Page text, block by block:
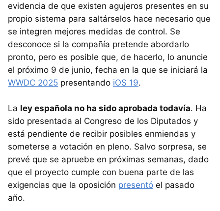
evidencia de que existen agujeros presentes en su
propio sistema para saltárselos hace necesario que
se integren mejores medidas de control. Se
desconoce si la compañía pretende abordarlo
pronto, pero es posible que, de hacerlo, lo anuncie
el próximo 9 de junio, fecha en la que se iniciará la
WWDC 2025 presentando iOS 19.
La ley española no ha sido aprobada todavía. Ha
sido presentada al Congreso de los Diputados y
está pendiente de recibir posibles enmiendas y
someterse a votación en pleno. Salvo sorpresa, se
prevé que se apruebe en próximas semanas, dado
que el proyecto cumple con buena parte de las
exigencias que la oposición presentó el pasado
año.